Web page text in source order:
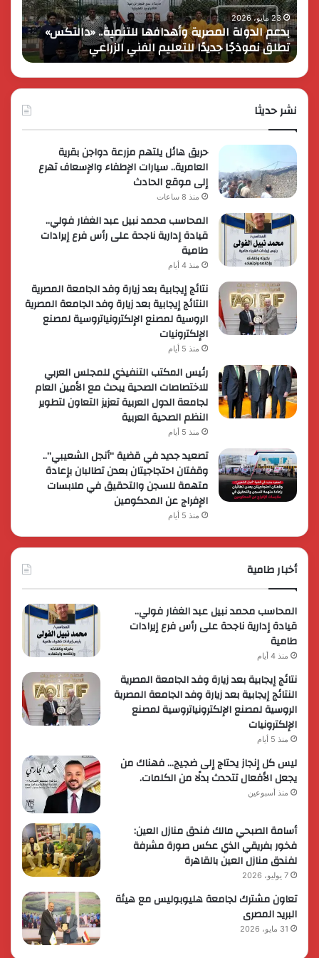
انطلاقها
في
مصر
وتُطلق
عروضاً
ترويجية
حصرية
17 مايو، 2026
كايي موتورز للسيارات تحتفل بمرور عام على انطلاقها
في مصر وتُطلق عروضاً ترويجية حصرية لعملائها
الكبير
جديدة
نشر حديثا
حريق هائل يلتهم مزرعة دواجن بقرية
العامرية.. سيارات الإطفاء والإسعاف تهرع
إلى موقع الحادث
منذ 8 ساعات
المحاسب محمد نبيل عبد الغفار فولي..
قيادة إدارية ناجحة على رأس فرع إيرادات
طامية
منذ 4 أيام
نتائج إيجابية بعد زيارة وفد الجامعة المصرية
النتائج إيجابية بعد زيارة وفد الجامعة المصرية
الروسية لمصنع الإلكترونياتروسية لمصنع
الإلكترونيات
منذ 5 أيام
رئيس المكتب التنفيذي للمجلس العربي
للاختصاصات الصحية يبحث مع الأمين العام
لجامعة الدول العربية تعزيز التعاون لتطوير
النظم الصحية العربية
منذ 5 أيام
تصعيد جديد في قضية “أنجل الشعيبي”..
وقفتان احتجاجيتان بعدن تطالبان بإعادة
متهمة للسجن والتحقيق في ملابسات
الإفراج عن المحكومين
منذ 5 أيام
أخبار طامية
المحاسب محمد نبيل عبد الغفار فولي..
قيادة إدارية ناجحة على رأس فرع إيرادات
طامية
منذ 4 أيام
نتائج إيجابية بعد زيارة وفد الجامعة المصرية
النتائج إيجابية بعد زيارة وفد الجامعة المصرية
الروسية لمصنع الإلكترونياتروسية لمصنع
الإلكترونيات
منذ 5 أيام
ليس كل إنجاز يحتاج إلى ضجيج… فهناك من
يجعل الأفعال تتحدث بدلًا من الكلمات.
منذ أسبوعين
أسامة الصبحي مالك فندق منازل العين:
فخور بفريقي الذي عكس صورة مشرفة
لفندق منازل العين بالقاهرة
7 يوليو، 2026
تعاون مشترك لجامعة هليوبوليس مع هيئة
البريد المصرى
31 مايو، 2026